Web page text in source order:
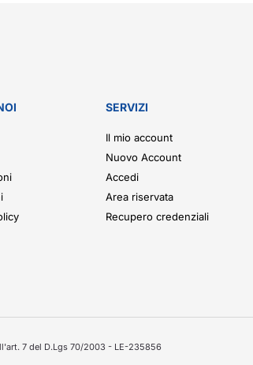
SERVIZI
Il mio account
Nuovo Account
Accedi
Area riservata
Recupero credenziali
7 del D.Lgs 70/2003 - LE-235856